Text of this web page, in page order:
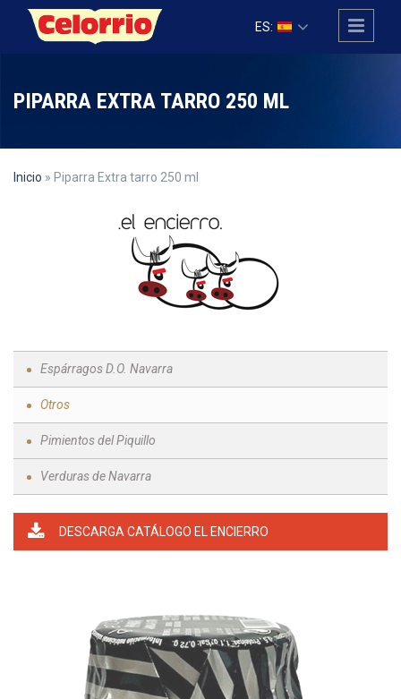
Pasar al contenido principal
ES:
PIPARRA EXTRA TARRO 250 ML
Inicio » Piparra Extra tarro 250 ml
Espárragos D.O. Navarra
Otros
Pimientos del Piquillo
Verduras de Navarra
DESCARGA CATÁLOGO EL ENCIERRO